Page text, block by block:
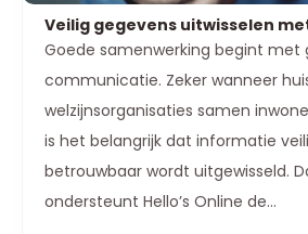
Veilig gegevens uitwisselen
Goede samenwerking begint met
communicatie. Zeker wanneer
welzijnsorganisaties samen
is het belangrijk dat informatie
betrouwbaar wordt uitgewisseld.
ondersteunt Hello’s Online de...